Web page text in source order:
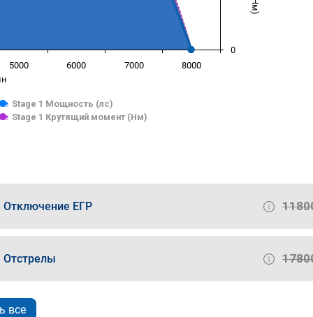
Stage 1 Мощность (лс)
Stage 1 Крутящий момент (Нм)
5000 6000 7000 8000
0
Отключение ЕГР
Отстрелы
все